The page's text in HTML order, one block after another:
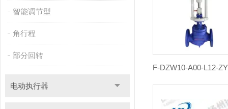
智能调节型
角行程
部分回转
电动执行器